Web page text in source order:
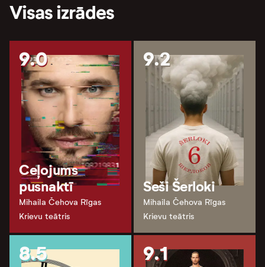
Visas izrādes
9.0
Ceļojums
pusnaktī
Mihaila Čehova Rīgas
Krievu teātris
9.2
Seši Šerloki
Mihaila Čehova Rīgas
Krievu teātris
8.5 9.1